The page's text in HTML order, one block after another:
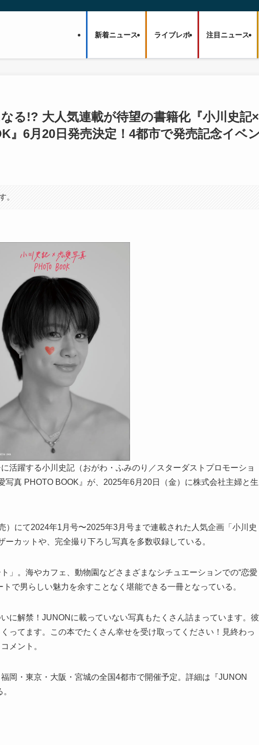
新着ニュース ライブレポ 注目ニュース
る!? 大人気連載が待望の書籍化『小川史記×
』6月20日発売決定！4都市で発売記念イベ
。
活躍する小川史記（おがわ・ふみのり／スターダストプロモーショ
写真 PHOTO BOOK』が、2025年6月20日（金）に株式会社主婦と生
）にて2024年1月号〜2025年3月号まで連載された人気企画「小川史
カットや、完全撮り下ろし写真を多数収録している。
」。海やカフェ、動物園などさまざまなシチュエーションでの“恋愛
で男らしい魅力を余すことなく堪能できる一冊となっている。
に解禁！JUNONに載っていない写真もたくさん詰まっています。彼
ってます。この本でたくさん幸せを受け取ってください！見終わっ
メント。
岡・東京・大阪・宮城の全国4都市で開催予定。詳細は『JUNON